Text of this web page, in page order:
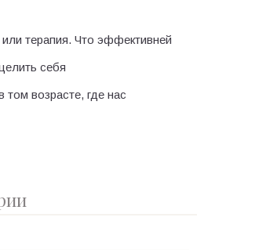
терапия. Что эффективней
себя
возрасте, где нас